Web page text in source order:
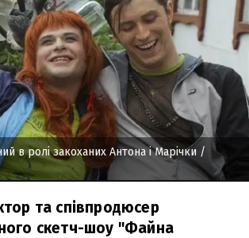
в ролі закоханих Антона і Марічки /
та співпродюсер
скетч-шоу "Файна